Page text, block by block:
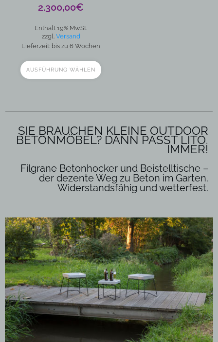
2.300,00€
bis
2.300,00€
Enthält 19% MwSt.
zzgl. Versand
Lieferzeit: bis zu 6 Wochen
AUSFÜHRUNG WÄHLEN
SIE BRAUCHEN KLEINE OUTDOOR
BETONMÖBEL? DANN PASST LITO.
IMMER!
Filgrane Betonhocker und Beistelltische –
der dezente Weg zu Beton im Garten.
Widerstandsfähig und wetterfest.